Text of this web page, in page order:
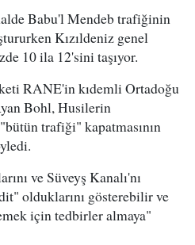
Babu'l Mendeb trafiğinin
Kızıldeniz genel
10 ila 12'sini taşıyor.
RANE'in kıdemli Ortadoğu
Bohl, Husilerin
trafiği" kapatmasının
ve Süveyş Kanalı'nı
olduklarını gösterebilir ve
için tedbirler almaya"